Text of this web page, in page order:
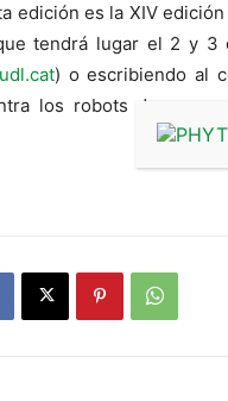
edición es la XIV
tendrá lugar el 2 y
) o escribiendo al
los robots de spam.